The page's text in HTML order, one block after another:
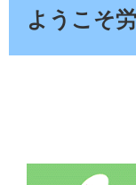
ようこそ